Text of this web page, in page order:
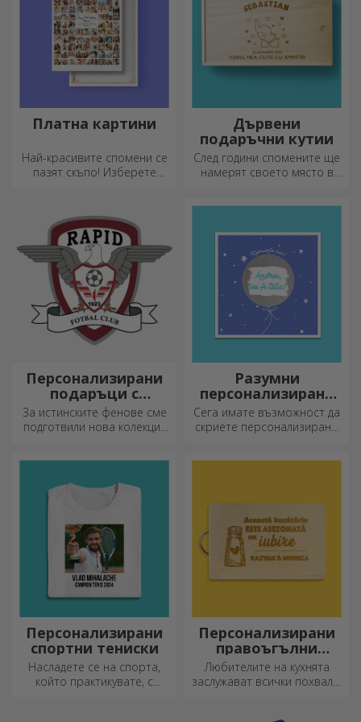
черни чаши
Запечатайте вълнението с
подарък, като излязъл от
приказка! Изцяло черните
чаши с изображения или
текст правят силно
който ги получи като
подарък.
отварачки за
бутилки и
тирбушони
Идеални за любителите на
бира и вино, отварачките
за бутилки и тирбушоните
могат да придобият изцяло
Персонализирани
медали
Персонализираните медали
са най-ценени за всички
положени усилия.
Персонализирайте ги и
признайте заслугите им!
Персонализирана
бира
Насладете се на една бира
с забавни послания или
дизайни!
Персонализирани
засаждане
Подарък, който цъфти и
носи радост, идеален за 1 и
8 март
Персонализирани
кожени подложки
Искате ли да направите
деня им още по-хубав?
Оставете им скъп спомен с
помощта на подложки за